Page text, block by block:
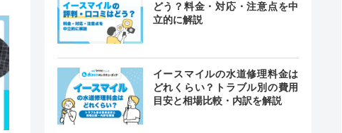
どう？料金・対応・注意点を中
立的に解説
イースマイルの水道修理料金は
どれくらい？トラブル別の費用
目安と相場比較・内訳を解説